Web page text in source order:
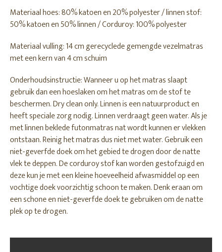
Materiaal hoes: 80% katoen en 20% polyester / linnen stof:
50% katoen en 50% linnen / Corduroy: 100% polyester
Materiaal vulling: 14 cm gerecyclede gemengde vezelmatras
met een kern van 4 cm schuim
Onderhoudsinstructie: Wanneer u op het matras slaapt
gebruik dan een hoeslaken om het matras om de stof te
beschermen. Dry clean only. Linnen is een natuurproduct en
heeft speciale zorg nodig. Linnen verdraagt geen water. Als je
met linnen beklede futonmatras nat wordt kunnen er vlekken
ontstaan. Reinig het matras dus niet met water. Gebruik een
niet-geverfde doek om het gebied te drogen door de natte
vlek te deppen. De corduroy stof kan worden gestofzuigd en
deze kun je met een kleine hoeveelheid afwasmiddel op een
vochtige doek voorzichtig schoon te maken. Denk eraan om
een schone en niet-geverfde doek te gebruiken om de natte
plek op te drogen.